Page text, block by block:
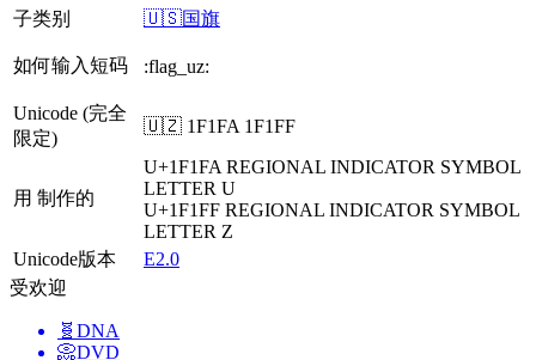
子类别
🇺🇸国旗
如何输入短码 :flag_uz:
Unicode (完全
限定)
🇺🇿 1F1FA 1F1FF
用 制作的
U+1F1FA REGIONAL INDICATOR SYMBOL
LETTER U
U+1F1FF REGIONAL INDICATOR SYMBOL
LETTER Z
Unicode版本
E2.0
受欢迎
🧬 DNA
📀DVD